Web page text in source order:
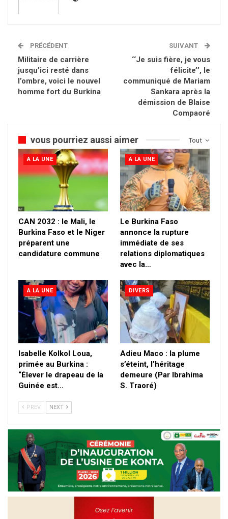
PRÉCÉDENT
Militaire de carrière
jusqu’ici resté dans
l’ombre, voici le nouvel
homme fort du Burkina
SUIVANT
‘‘Je suis fière, je vous
félicite’’, le
communiqué de Mariam
Sankara après la
démission de Blaise
Compaoré
Tout
vous pourriez aussi aimer
A LA UNE
CAN 2032 : le Mali, le
Burkina Faso et le Niger
préparent une
candidature commune
A LA UNE
Le Burkina Faso
annonce la rupture
immédiate de ses
relations diplomatiques
avec la…
A LA UNE
Isabelle Kolkol Loua,
primée au Burkina :
“Élever le drapeau de la
Guinée est…
DIVERS
Adieu Maco : la plume
s’éteint, l’héritage
demeure (Par Ibrahima
S. Traoré)
PREV NEXT